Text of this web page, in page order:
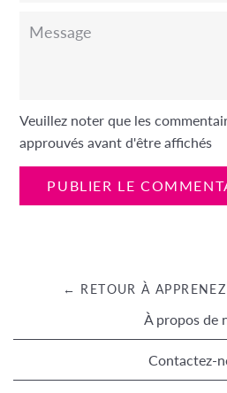
Message
Veuillez noter que les
approuvés avant d'être affichés
← RETOUR À
À propos de
Contactez-